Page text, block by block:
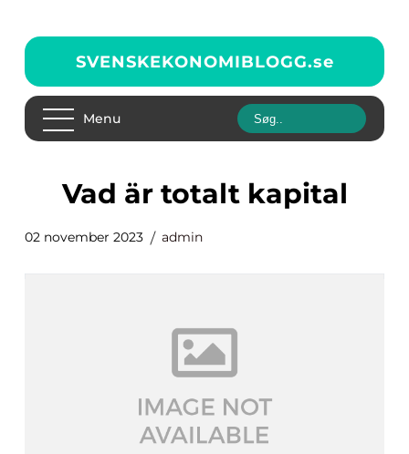
SVENSKEKONOMIBLOGG.se
Menu
vad är totalt kapital
02 november 2023 admin